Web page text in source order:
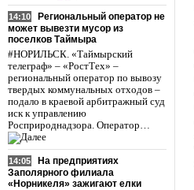
14:10
Региональный оператор не
может вывезти мусор из
поселков Таймыра
#НОРИЛЬСК. «Таймырский
телеграф» – «РостТех» –
региональный оператор по вывозу
твердых коммунальных отходов –
подало в краевой арбитражный суд
иск к управлению
Росприроднадзора. Оператор…
14:05
На предприятиях
Заполярного филиала
«Норникеля» зажигают елки